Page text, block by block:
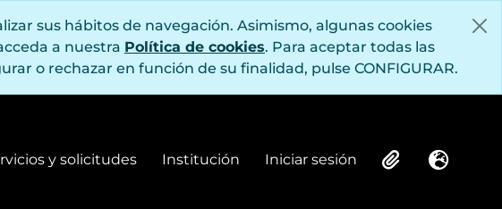
sus hábitos de navegación. Asimismo, algunas cookies
a nuestra Política de cookies. Para aceptar todas las
o rechazar en función de su finalidad, pulse CONFIGURAR.
y solicitudes Institución
Institución
Iniciar sesión
Iniciar sesión ClipboardIdioma